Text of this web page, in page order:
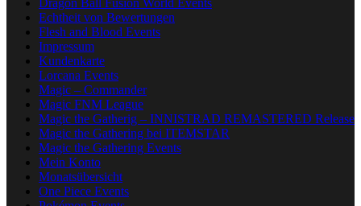
Dragon Ball Fusion World Events
Echtheit von Bewertungen
Flesh and Blood Events
Impressum
Kundenkarte
Lorcana Events
Magic – Commander
Magic FNM League
Magic the Gatherig – INNISTRAD REMASTERED Release
Magic the Gathering bei ITEMSTAR
Magic the Gathering Events
Mein Konto
Monatsübersicht
One Piece Events